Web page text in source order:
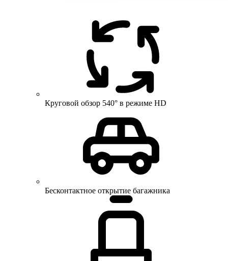
Круговой обзор 540° в режиме HD
Бесконтактное открытие багажника